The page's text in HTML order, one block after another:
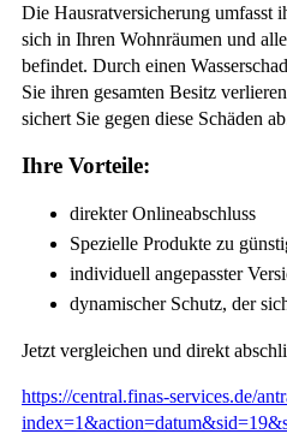
Die Hausratversicherung umfasst
sich in Ihren Wohnräumen und
befindet. Durch einen
Sie ihren gesamten Besitz
sichert Sie gegen diese Schäden
Ihre Vorteile:
direkter Onlineabschluss
Spezielle Produkte zu
individuell angepasster
dynamischer Schutz, der
Jetzt vergleichen und direkt
https://central.finas-services.de/